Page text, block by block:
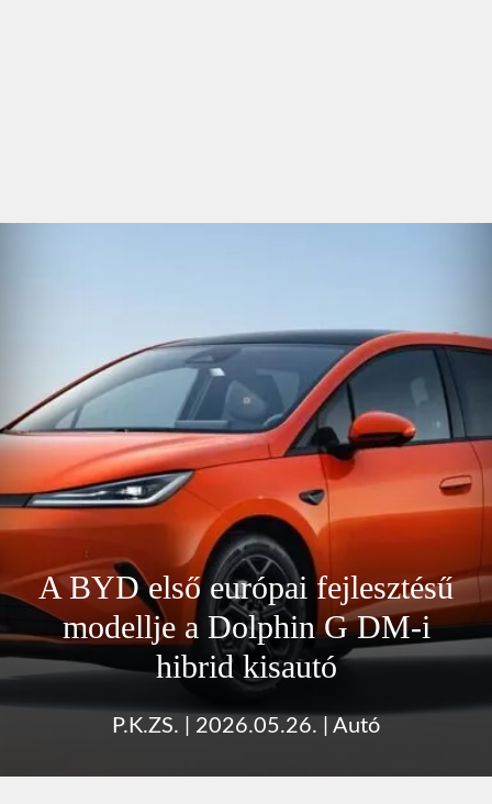
A BYD első európai fejlesztésű
modellje a Dolphin G DM-i
hibrid kisautó
P.K.ZS. 2026.05.26. Autó